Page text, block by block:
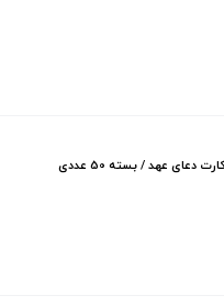
دعای عهد / بسته 50 عددی